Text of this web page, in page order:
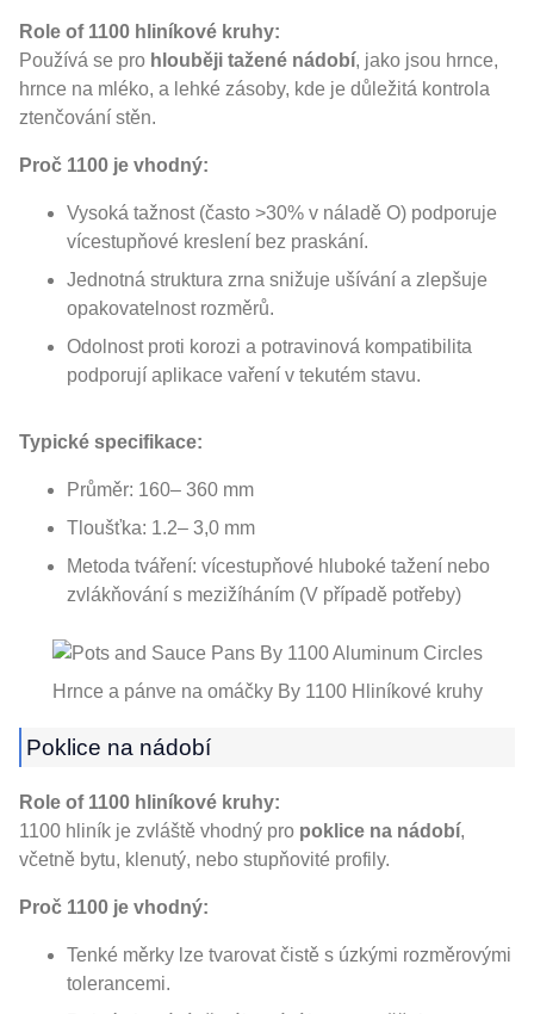
Role of 1100 hliníkové kruhy:
Používá se pro hlouběji tažené nádobí, jako jsou hrnce,
hrnce na mléko, a lehké zásoby, kde je důležitá kontrola
ztenčování stěn.
Proč 1100 je vhodný:
Vysoká tažnost (často >30% v náladě O) podporuje
vícestupňové kreslení bez praskání.
Jednotná struktura zrna snižuje ušívání a zlepšuje
opakovatelnost rozměrů.
Odolnost proti korozi a potravinová kompatibilita
podporují aplikace vaření v tekutém stavu.
Typické specifikace:
Průměr: 160– 360 mm
Tloušťka: 1.2– 3,0 mm
Metoda tváření: vícestupňové hluboké tažení nebo
zvlákňování s mezižíháním (V případě potřeby)
Hrnce a pánve na omáčky By 1100 Hliníkové kruhy
Poklice na nádobí
Role of 1100 hliníkové kruhy:
1100 hliník je zvláště vhodný pro poklice na nádobí,
včetně bytu, klenutý, nebo stupňovité profily.
Proč 1100 je vhodný:
Tenké měrky lze tvarovat čistě s úzkými rozměrovými
tolerancemi.